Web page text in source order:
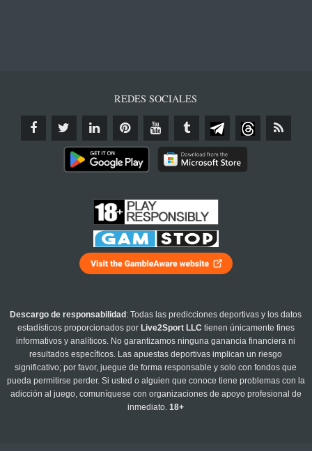
REDES SOCIALES
Descargo de responsabilidad : Todas las predicciones deportivas y los datos
estadísticos proporcionados por Live2Sport LLC tienen únicamente fines
informativos y analíticos. No garantizamos ninguna ganancia financiera ni
resultados específicos. Las apuestas deportivas implican un riesgo
significativo; por favor, juegue de forma responsable y solo con fondos que
pueda permitirse perder. Si usted o alguien que conoce tiene problemas con la
adicción al juego, comuníquese con organizaciones de apoyo profesional de
inmediato.18+